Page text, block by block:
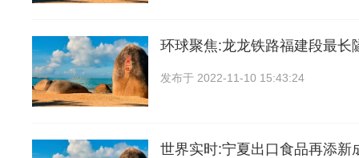
环球聚焦:龙龙铁路福建段最长
发布于 2022-11-10 15:43:24
世界实时:宁夏出口食品再添新